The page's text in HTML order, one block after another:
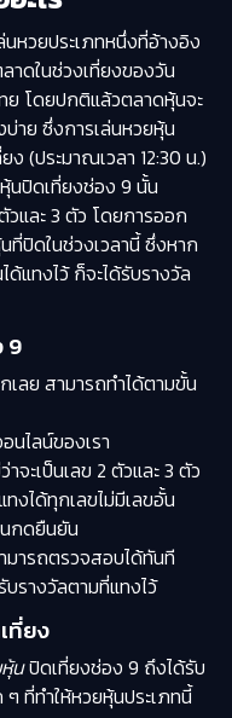
หวยประเภทหนึ่งที่อ้างอิง
ดในช่วงเที่ยงของวัน
ย โดยปกติแล้วตลาดหุ้นจะ
บ่าย ซึ่งการเล่นหวยหุ้น
ง (ประมาณเวลา 12:30 น.)
นปิดเที่ยงช่อง 9 นั้น
วและ 3 ตัว โดยการออก
ปิดในช่วงเวลานี้ ซึ่งหาก
แทงไว้ ก็จะได้รับรางวัล
9
เลย สามารถทำได้ตามขั้น
นไลน์ของเรา
จะเป็นเลข 2 ตัวและ 3 ตัว
งได้ทุกเลขไม่มีเลขอั้น
กดยืนยัน
ารถตรวจสอบได้ทันที
รางวัลตามที่แทงไว้
ที่ยง
นปิดเที่ยงช่อง 9 ถึงได้รับ
ที่ทำให้หวยหุ้นประเภทนี้